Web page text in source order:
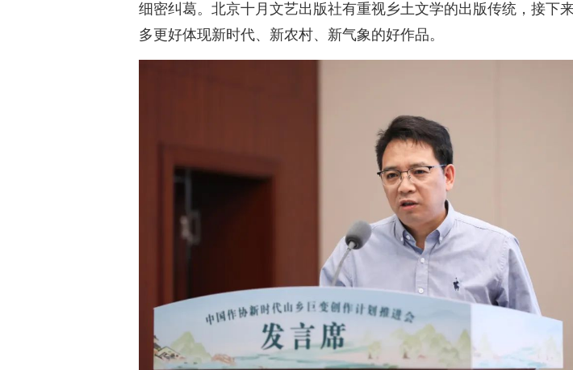
细密纠葛。北京十月文艺出版社有重视乡土文学的出版传统，接下
多更好体现新时代、新农村、新气象的好作品。